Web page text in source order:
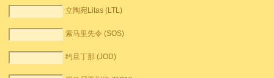
立陶宛Litas (LTL)
索马里先令 (SOS)
约旦丁那 (JOD)